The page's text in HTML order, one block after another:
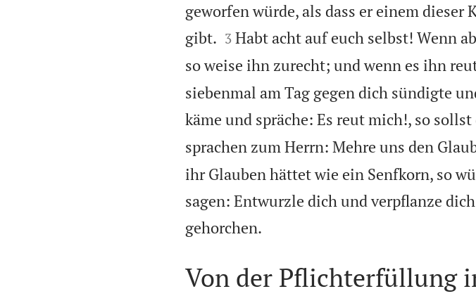
geworfen würde, als dass er einem
gibt.
3 Habt acht auf euch selbst! Wenn
so weise ihn zurecht; und wenn es ihn
siebenmal am Tag gegen dich sündigte
käme und spräche: Es reut mich!, so
sprachen zum Herrn: Mehre uns den
ihr Glauben hättet wie ein Senfkorn, so
sagen: Entwurzle dich und verpflanze
gehorchen.
Von der Pflichterfüllung